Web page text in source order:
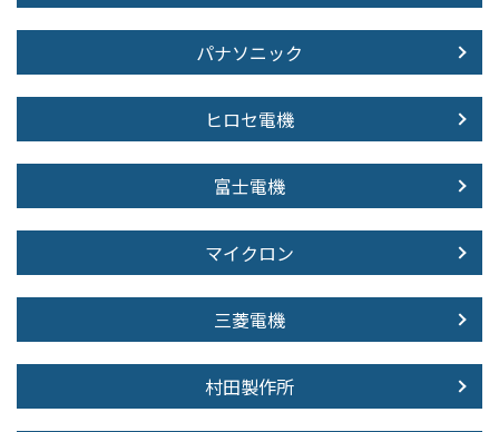
パナソニック
ヒロセ電機
富士電機
マイクロン
三菱電機
村田製作所